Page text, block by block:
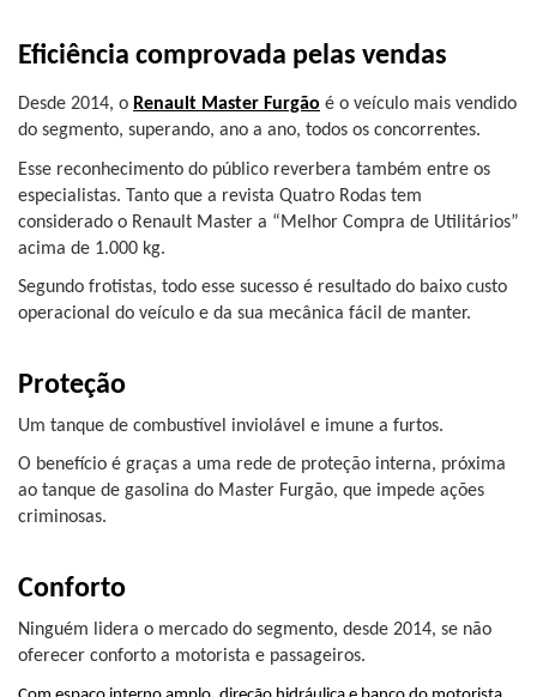
Eficiência comprovada pelas vendas
Desde 2014, o Renault Master Furgão é o veículo mais vendido
do segmento, superando, ano a ano, todos os concorrentes.
Esse reconhecimento do público reverbera também entre os
especialistas. Tanto que a revista Quatro Rodas tem
considerado o Renault Master a “Melhor Compra de Utilitários”
acima de 1.000 kg.
Segundo frotistas, todo esse sucesso é resultado do baixo custo
operacional do veículo e da sua mecânica fácil de manter.
Proteção
Um tanque de combustível inviolável e imune a furtos.
O benefício é graças a uma rede de proteção interna, próxima
ao tanque de gasolina do Master Furgão, que impede ações
criminosas.
Conforto
Ninguém lidera o mercado do segmento, desde 2014, se não
oferecer conforto a motorista e passageiros.